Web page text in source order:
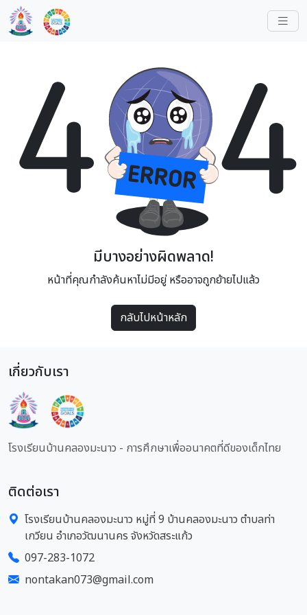
มีบางอย่างผิดพลาด!
หน้าที่คุณกำลังค้นหาไม่มีอยู่ หรืออาจถูกย้ายไปแล้ว
กลับไปหน้าหลัก
เกี่ยวกับเรา
โรงเรียนบ้านคลองมะนาว - การศึกษาเพื่ออนาคตที่ดีของเด็กไทย
ติดต่อเรา
โรงเรียนบ้านคลองมะนาว หมู่ที่ 9 บ้านคลองมะนาว ตำบลท่า
เกวียน อำเภอวัฒนานคร จังหวัดสระแก้ว
097-283-1072
nontakan073@gmail.com